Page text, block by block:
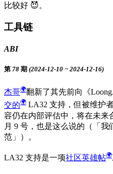
比较好 😈。
工具链
ABI
第 78 期 (2024-12-10 ~ 2024-12-16)
杰哥 翻新了其先前向《
交的
LA32 支持，但被维护
容仍在内部评估中，将在未
月 9 号，也是这么说的（「我
范」）。
LA32 支持是一项社区英雄帖